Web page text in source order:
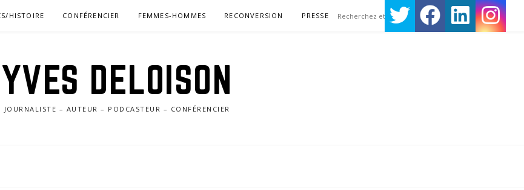
HISTOIRE CONFÉRENCIER FEMMES-HOMMES RECONVERSION PRESSE
YVES DELOISON
JOURNALISTE – AUTEUR – PODCASTEUR – CONFÉRENCIER